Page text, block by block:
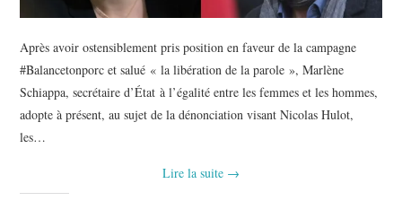
Après avoir ostensiblement pris position en faveur de la campagne
#Balancetonporc et salué « la libération de la parole », Marlène
Schiappa, secrétaire d’État à l’égalité entre les femmes et les hommes,
adopte à présent, au sujet de la dénonciation visant Nicolas Hulot,
les…
Lire la suite →